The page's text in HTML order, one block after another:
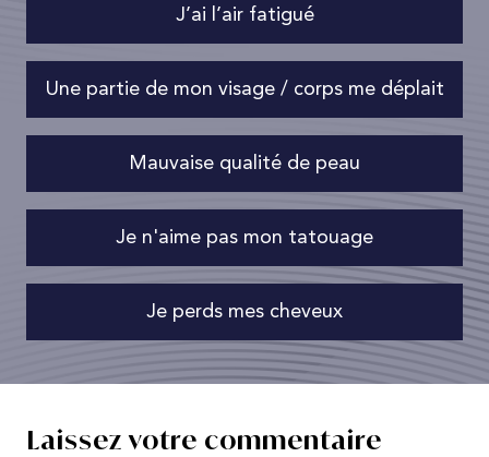
J’ai l’air fatigué
Une partie de mon visage / corps me déplait
Mauvaise qualité de peau
Je n'aime pas mon tatouage
Je perds mes cheveux
Laissez votre commentaire